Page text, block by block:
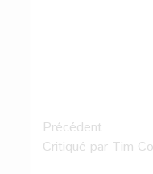
d’article
Précédent
Critiqué par Tim